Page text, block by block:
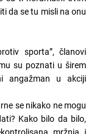
da se tu misli na onu
sporta”, članovi
su poznati u širem
angažman u akciji
se nikako ne mogu
Kako bilo da bilo,